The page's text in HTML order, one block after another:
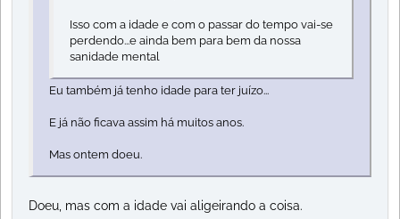
Isso com a idade e com o passar do tempo vai-se
perdendo...e ainda bem para bem da nossa
sanidade mental
Eu também já tenho idade para ter juízo...
E já não ficava assim há muitos anos.
Mas ontem doeu.
Doeu, mas com a idade vai aligeirando a coisa.